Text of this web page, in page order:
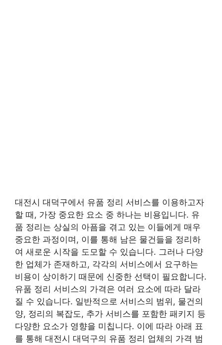
대전시 대덕구에서 유품 정리 서비스를 이용하고자
할 때, 가장 중요한 요소 중 하나는 비용입니다. 유
품 정리는 상실의 아픔을 겪고 있는 이들에게 매우
중요한 과정이며, 이를 통해 남은 물건들을 정리하
여 새로운 시작을 도모할 수 있습니다. 그러나 다양
한 업체가 존재하고, 각각의 서비스에서 요구하는
비용이 상이하기 때문에 신중한 선택이 필요합니다.
유품 정리 서비스의 가격은 여러 요소에 따라 달라
질 수 있습니다. 일반적으로 서비스의 범위, 물건의
양, 정리의 복잡도, 추가 서비스를 포함한 패키지 등
다양한 요소가 영향을 미칩니다. 이에 따라 아래 표
를 통해 대전시 대덕구의 유품 정리 업체의 가격 범